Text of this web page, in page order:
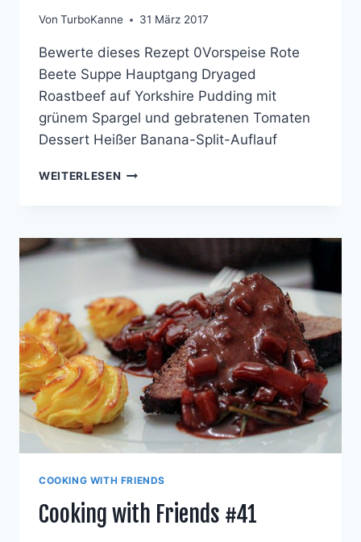
Von TurboKanne 31 März 2017
Bewerte dieses Rezept 0Vorspeise Rote
Beete Suppe Hauptgang Dryaged
Roastbeef auf Yorkshire Pudding mit
grünem Spargel und gebratenen Tomaten
Dessert Heißer Banana-Split-Auflauf
WEITERLESEN COOKING
COOKING WITH FRIENDS
Cooking with Friends #41